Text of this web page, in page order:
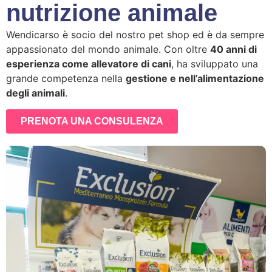
nutrizione animale
Wendicarso è socio del nostro pet shop ed è da sempre
appassionato del mondo animale. Con oltre 40 anni di
esperienza come allevatore di cani, ha sviluppato una
grande competenza nella gestione e nell’alimentazione
degli animali.
PRENOTA UNA CONSULENZA